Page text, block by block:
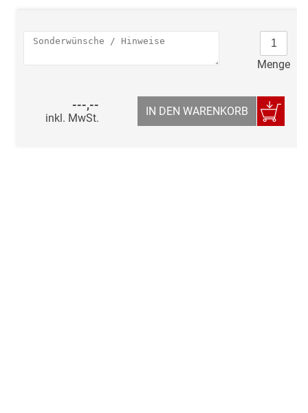
Menge
---,--
inkl. MwSt.
IN DEN WARENKORB